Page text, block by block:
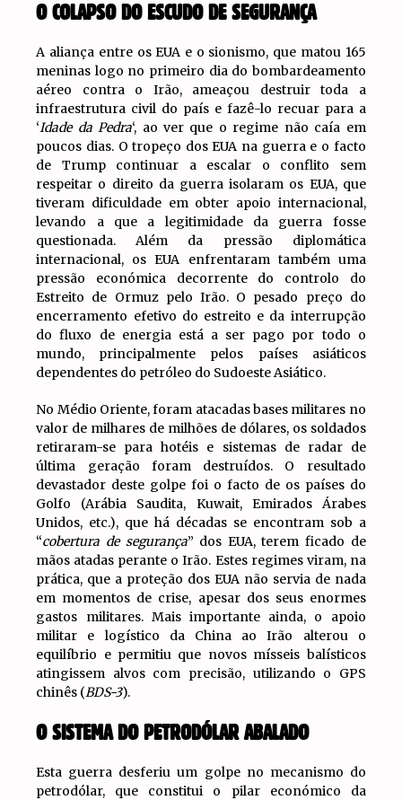
O COLAPSO DO ESCUDO DE SEGURANÇA
A aliança entre os EUA e o sionismo, que matou 165
meninas logo no primeiro dia do bombardeamento
aéreo contra o Irão, ameaçou destruir toda a
infraestrutura civil do país e fazê-lo recuar para a
‘Idade da Pedra‘, ao ver que o regime não caía em
poucos dias. O tropeço dos EUA na guerra e o facto
de Trump continuar a escalar o conflito sem
respeitar o direito da guerra isolaram os EUA, que
tiveram dificuldade em obter apoio internacional,
levando a que a legitimidade da guerra fosse
questionada. Além da pressão diplomática
internacional, os EUA enfrentaram também uma
pressão económica decorrente do controlo do
Estreito de Ormuz pelo Irão. O pesado preço do
encerramento efetivo do estreito e da interrupção
do fluxo de energia está a ser pago por todo o
mundo, principalmente pelos países asiáticos
dependentes do petróleo do Sudoeste Asiático.
No Médio Oriente, foram atacadas bases militares no
valor de milhares de milhões de dólares, os soldados
retiraram-se para hotéis e sistemas de radar de
última geração foram destruídos. O resultado
devastador deste golpe foi o facto de os países do
Golfo (Arábia Saudita, Kuwait, Emirados Árabes
Unidos, etc.), que há décadas se encontram sob a
“cobertura de segurança” dos EUA, terem ficado de
mãos atadas perante o Irão. Estes regimes viram, na
prática, que a proteção dos EUA não servia de nada
em momentos de crise, apesar dos seus enormes
gastos militares. Mais importante ainda, o apoio
militar e logístico da China ao Irão alterou o
equilíbrio e permitiu que novos mísseis balísticos
atingissem alvos com precisão, utilizando o GPS
chinês (BDS-3).
O SISTEMA DO PETRODÓLAR ABALADO
Esta guerra desferiu um golpe no mecanismo do
petrodólar, que constitui o pilar económico da